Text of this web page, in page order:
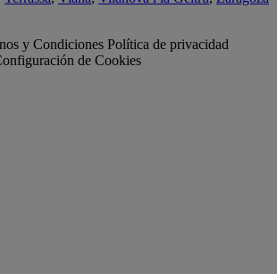
y Condiciones Política de privacidad
de Cookies